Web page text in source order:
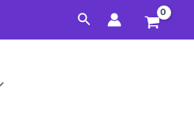
Buscar